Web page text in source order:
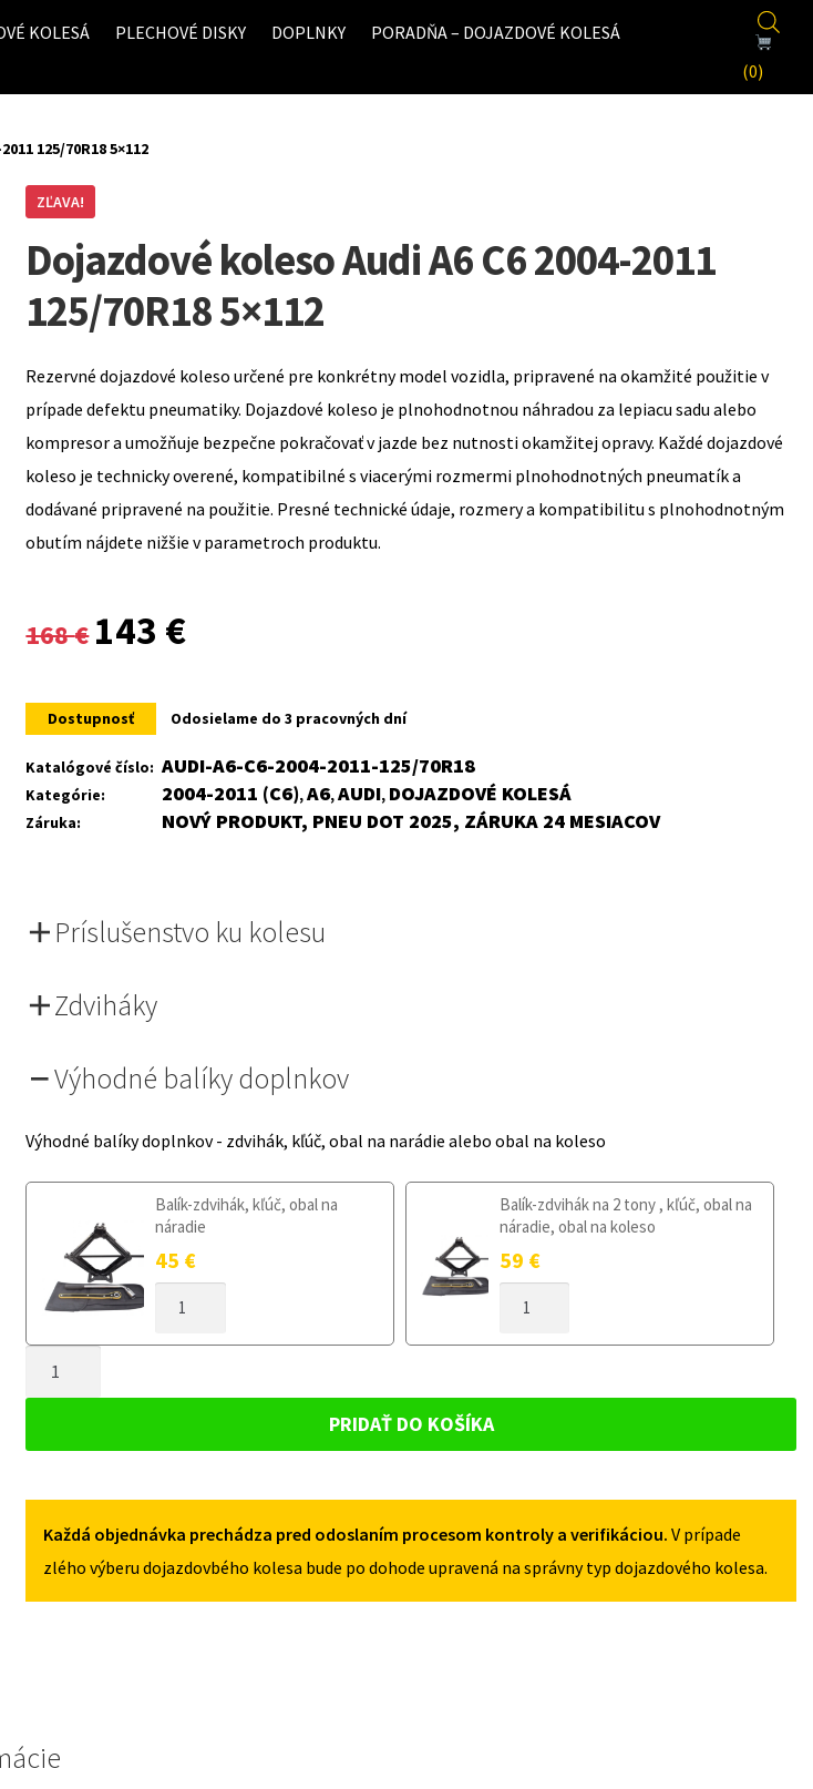
KOLESÁ PLECHOVÉ DISKY DOPLNKY
PORADŇA – DOJAZDOVÉ KOLESÁ
(0)
125/70R18 5×112
ZĽAVA!
Dojazdové koleso Audi A6 C6 2004-2011
125/70R18 5×112
Rezervné dojazdové koleso určené pre konkrétny model vozidla, pripravené na okamžité použitie v
prípade defektu pneumatiky. Dojazdové koleso je plnohodnotnou náhradou za lepiacu sadu alebo
kompresor a umožňuje bezpečne pokračovať v jazde bez nutnosti okamžitej opravy. Každé dojazdové
koleso je technicky overené, kompatibilné s viacerými rozmermi plnohodnotných pneumatík a
dodávané pripravené na použitie. Presné technické údaje, rozmery a kompatibilitu s plnohodnotným
obutím nájdete nižšie v parametroch produktu.
168€
Original
was:
168 €.
143 €
is:
143 €.
Dostupnosť Odosielame do 3 pracovných dní
Katalógové číslo: AUDI-A6-C6-2004-2011-125/70R18
Kategórie: 2004-2011 (C6),A6,AUDI, DOJAZDOVÉ KOLESÁ
Záruka: NOVÝ PRODUKT, PNEU DOT 2025, ZÁRUKA 24 MESIACOV
Príslušenstvo ku kolesu
Zdviháky
Výhodné balíky doplnkov
Výhodné balíky doplnkov - zdvihák, kľúč, obal na narádie alebo obal na koleso
Balík-zdvihák, kľúč, obal na
náradie
45 €
DOJAZDOVÉ
C6
2011
Balík-zdvihák na 2 tony , kľúč, obal na
náradie, obal na koleso
59 €
DOJAZDOVÉ
C6
2011
C6
2004-
125/70R18
5X112
PRIDAŤ DO KOŠÍKA
Každá objednávka prechádza pred odoslaním procesom kontroly a verifikáciou. V prípade
zlého výberu dojazdovbého kolesa bude po dohode upravená na správny typ dojazdového kolesa.